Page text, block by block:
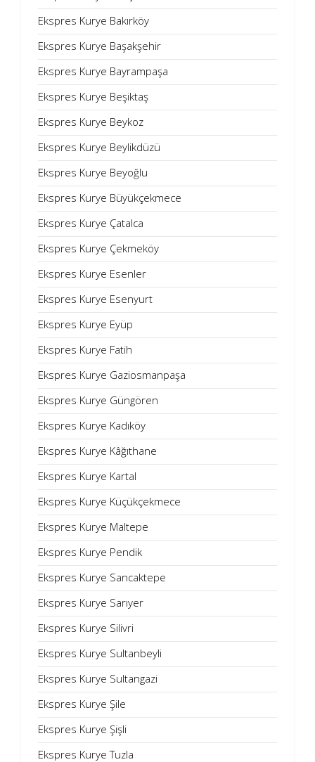
Ekspres Kurye Bakırköy
Ekspres Kurye Başakşehir
Ekspres Kurye Bayrampaşa
Ekspres Kurye Beşiktaş
Ekspres Kurye Beykoz
Ekspres Kurye Beylikdüzü
Ekspres Kurye Beyoğlu
Ekspres Kurye Büyükçekmece
Ekspres Kurye Çatalca
Ekspres Kurye Çekmeköy
Ekspres Kurye Esenler
Ekspres Kurye Esenyurt
Ekspres Kurye Eyüp
Ekspres Kurye Fatih
Ekspres Kurye Gaziosmanpaşa
Ekspres Kurye Güngören
Ekspres Kurye Kadıköy
Ekspres Kurye Kâğıthane
Ekspres Kurye Kartal
Ekspres Kurye Küçükçekmece
Ekspres Kurye Maltepe
Ekspres Kurye Pendik
Ekspres Kurye Sancaktepe
Ekspres Kurye Sarıyer
Ekspres Kurye Silivri
Ekspres Kurye Sultanbeyli
Ekspres Kurye Sultangazi
Ekspres Kurye Şile
Ekspres Kurye Şişli
Ekspres Kurye Tuzla